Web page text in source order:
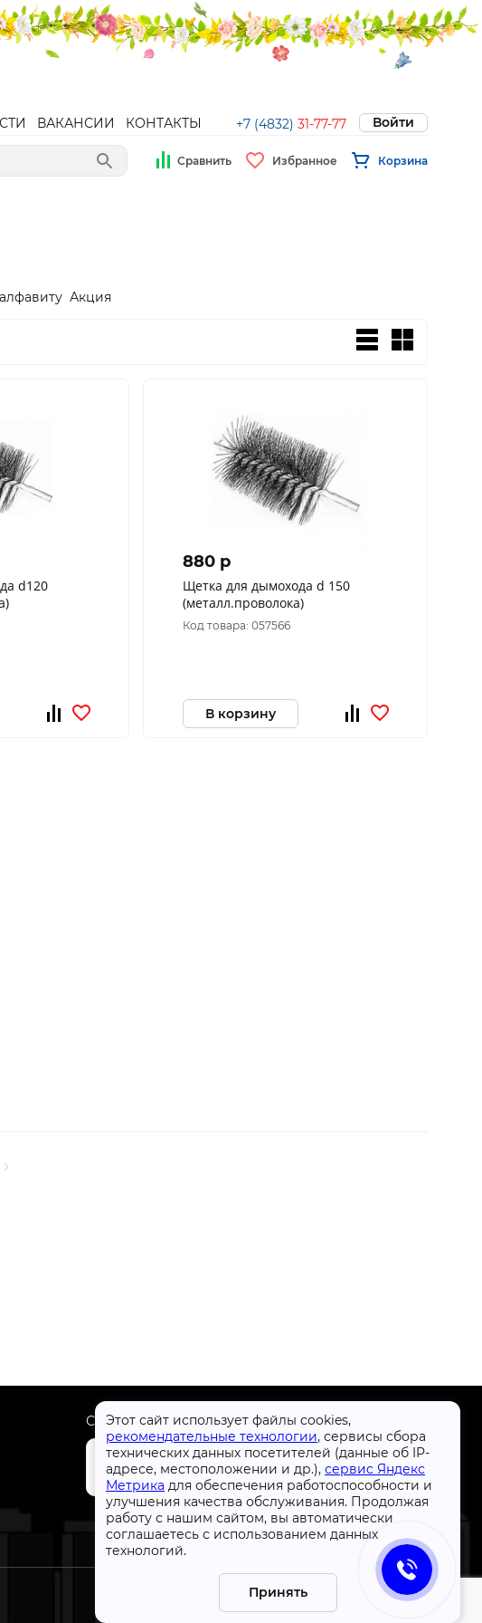
ВАКАНСИИ КОНТАКТЫ +7 (4832) 31-77-77 Войти
Сравнить Избранное Корзина
Этот сайт использует файлы cookies,
рекомендательные технологии, сервисы сбора
технических данных посетителей (данные об IP-
адресе, местоположении и др.), сервис Яндекс
Метрика для обеспечения работоспособности и
улучшения качества обслуживания. Продолжая
работу с нашим сайтом, вы автоматически
соглашаетесь с использованием данных
технологий.
Принять
Акция
d120
880 p
Щетка для дымохода d 150
(металл.проволока)
Код товара: 057566
В корзину
Скачать приложение
+7 (4832) 31-77-77